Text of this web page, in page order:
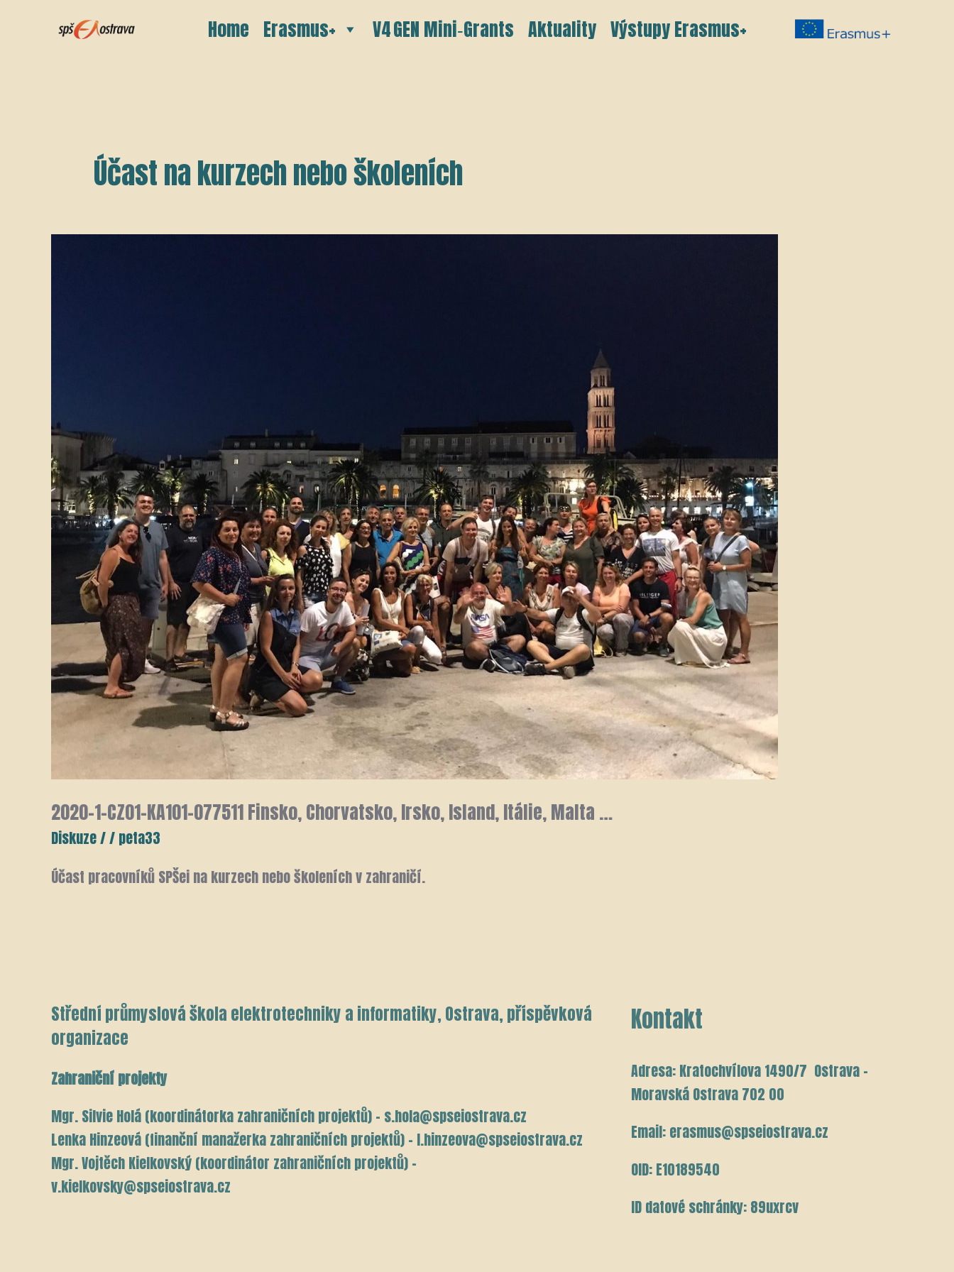
Home Erasmus+ V4 GEN Mini‑Grants Aktuality Výstupy Erasmus+
Účast na kurzech nebo školeních
2020-1-CZ01-KA101-077511 Finsko, Chorvatsko, Irsko, Island, Itálie, Malta …
Diskuze//peta33
Účast pracovníků SPŠei na kurzech nebo školeních v zahraničí.
Střední průmyslová škola elektrotechniky a informatiky, Ostrava, příspěvková
organizace
Zahraniční projekty
Mgr. Silvie Holá (koordinátorka zahraničních projektů) – s.hola@spseiostrava.cz
Lenka Hinzeová (finanční manažerka zahraničních projektů) – l.hinzeova@spseiostrava.cz
Mgr. Vojtěch Kielkovský (koordinátor zahraničních projektů) –
v.kielkovsky@spseiostrava.cz
Kontakt
Adresa: Kratochvílova 1490/7 Ostrava –
Moravská Ostrava 702 00
Email: erasmus@spseiostrava.cz
OID: E10189540
ID datové schránky: 89uxrcv